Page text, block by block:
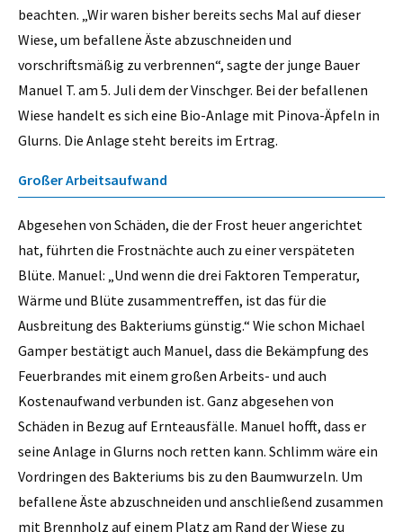
beachten. „Wir waren bisher bereits sechs Mal auf dieser
Wiese, um befallene Äste abzuschneiden und
vorschriftsmäßig zu verbrennen“, sagte der junge Bauer
Manuel T. am 5. Juli dem der Vinschger. Bei der befallenen
Wiese handelt es sich eine Bio-Anlage mit Pinova-Äpfeln in
Glurns. Die Anlage steht bereits im Ertrag.
Großer Arbeitsaufwand
Abgesehen von Schäden, die der Frost heuer angerichtet
hat, führten die Frostnächte auch zu einer verspäteten
Blüte. ­Manuel:­ „Und wenn die drei Faktoren Temperatur,
Wärme und Blüte zusammentreffen, ist das für die
Ausbreitung des Bakteriums günstig.“ Wie schon Michael
Gamper bestätigt auch Manuel, dass die Be­kämpfung des
Feuerbrandes mit einem großen Arbeits- und auch
Kostenaufwand verbunden ist. Ganz abgesehen von
Schäden in Bezug auf Ernteausfälle. Manuel hofft, dass er
seine Anlage in Glurns noch retten kann. Schlimm wäre ein
Vordringen des Bakteriums bis zu den Baumwurzeln. Um
befallene Äste abzuschneiden und anschließend zusammen
mit Brennholz auf einem Platz am Rand der Wiese zu